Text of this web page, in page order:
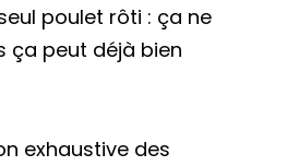
poulet rôti : ça ne
ça peut déjà bien
exhaustive des